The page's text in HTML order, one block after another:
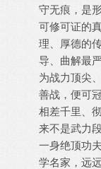
守无痕，是
可修可证的
理、厚德的
导、曲解最
为战力顶尖
善战，便可
相差千里、
来不是武力
一身绝顶功
学名家，远